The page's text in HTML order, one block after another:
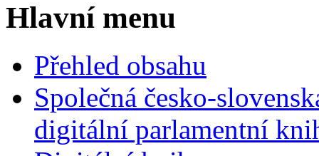
Hlavní menu
Přehled obsahu
Společná česko-
digitální parlamentní